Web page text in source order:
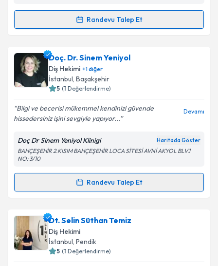
Kişisel verilerimin işlenmesine ilişkin
Metni'ni okudum ve kişisel verilerimin belirtilen
Takvim Talebini Gönder
Randevu Talep Et
Randevu Takvimi Talebi
Dr. Dt. Ebubekir Saçlıiçin randevu takvimi talebi
oluşturun. Size bu uzmandan randevu almanız için bir
takvim hazırlandığında e-posta ile bilgilendireceğiz.
Kişisel verilerimin işlenmesine ilişkin
Aydınlatma
Metni'ni okudum ve kişisel verilerimin belirtilen
Takvim Talebini Gönder
Doç. Dr. Sinem Yeniyol
Diş Hekimi +1diğer
İstanbul, Başakşehir
5 (1 Değerlendirme)
Bilgi ve becerisi mükemmel kendinizi güvende
hissedersiniz işini sevgiyle yapıyor...
Devamı
Doç Dr Sinem Yeniyol Klinigi Haritada Göster
BAHÇEŞEHİR 2.KISIM BAHÇEŞEHİR LOCA SİTESİ AVNİ AKYOL BLV.1
NO: 3/10
Randevu Talep Et
Randevu Takvimi Talebi
Doç. Dr. Sinem Yeniyoliçin randevu takvimi talebi
oluşturun. Size bu uzmandan randevu almanız için bir
takvim hazırlandığında e-posta ile bilgilendireceğiz.
Dt. Selin Süthan Temiz
Diş Hekimi
İstanbul, Pendik
5 (1 Değerlendirme)